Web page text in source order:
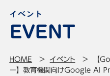
イベント
HOME イベント
【
ー】教育機関向けGoogle AI